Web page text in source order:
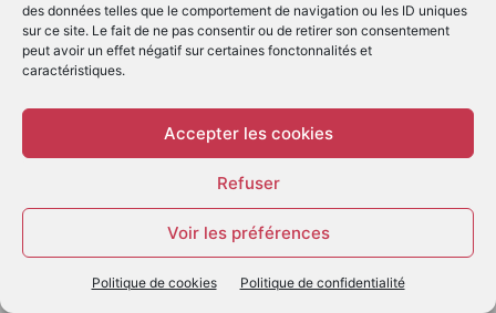
des données telles que le comportement de navigation ou les ID uniques
sur ce site. Le fait de ne pas consentir ou de retirer son consentement
peut avoir un effet négatif sur certaines fonctonnalités et
caractéristiques.
Accepter les cookies
Refuser
Voir les préférences
Politique de cookies Politique de confidentialité